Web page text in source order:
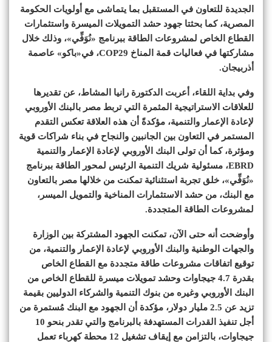
الجديدة للتعاون في المستقبل بما يتماشى مع أولويات الحكومة
المصرية، كما بحثتا جهود حشد التمويلات الميسرة واستثمارات
القطاع الخاص لمشروعات الطاقة ببرنامج «نُوَفِّي»، وذلك خلال
مشاركتها في فعاليات قمة المناخ COP29، في«باكو» عاصمة
أذربيجان.
وفي بداية اللقاء، أعربت الدكتورة رانيا المشاط، عن تقديرها
للعلاقات الاستراتيجية المثمرة التي تربط مصر بالبنك الأوروبي
لإعادة الإعمار والتنمية، مؤكدةً أن هذه العلاقة تعكس التقدم
المستمر في التعاون بين الجانبين والنجاح في بناء شراكات قوية
ومؤثرة، كما أن تولى البنك الأوروبي لإعادة الإعمار والتنمية
EBRD، مسئولية شريك التنمية الرئيس لمحور الطاقة ببرنامج
«نُوَفِّي»، خلق تجربة استثنائية تمكنت من خلالها مصر بالتعاون
مع البنك، من حشد الاستثمارات المناخية والتمويل الميسر،
لمشروعات الطاقة المتجددة.
وأوضحت أنه حتى الآن، تمكنت الجهود المشتركة بين الوزارة
والجهات الوطنية والبنك الأوروبي لإعادة الإعمار والتنمية، من
توقيع اتفاقات مشروعات طاقة متجددة مع القطاع الخاص
بقدرة 4.7 جيجاوات وحشد تمويلات ميسرة للقطاع الخاص من
البنك الأوروبي وغيره من بنوك التنمية والشركاء الدوليين بقيمة
تزيد عن 2.5 مليار دولار، مؤكدة أن الجهود مع البنك مُستمرة من
أجل تنفيذ القدرات المستهدفة بالبرنامج والتي تقدر بنحو 10
جيجاوات، بالتزامن مع إيقاف تشغيل 12 محطة كهرباء تعمل